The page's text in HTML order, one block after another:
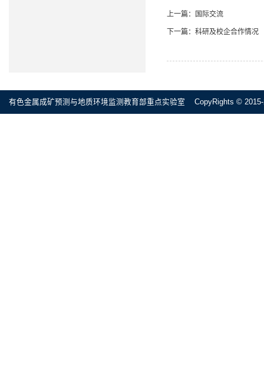
上一篇： 国际交流
下一篇： 科研及校企合作情况
有色金属成矿预测与地质环境监测教育部重点实验室 CopyRights ©